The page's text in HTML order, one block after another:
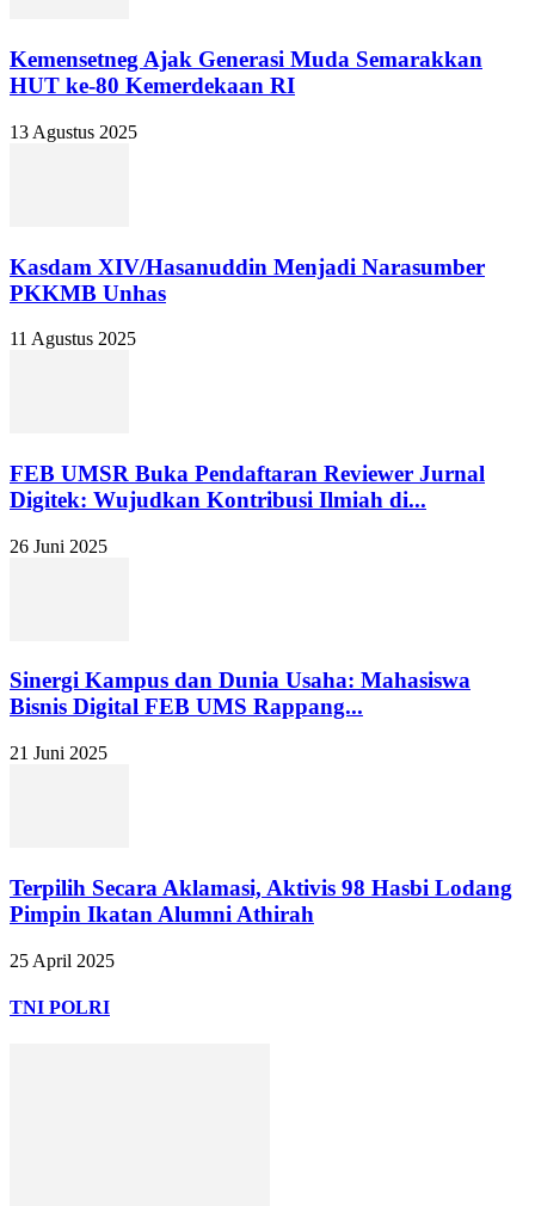
Kemensetneg Ajak Generasi Muda Semarakkan
HUT ke-80 Kemerdekaan RI
13 Agustus 2025
Kasdam XIV/Hasanuddin Menjadi Narasumber
PKKMB Unhas
11 Agustus 2025
FEB UMSR Buka Pendaftaran Reviewer Jurnal
Digitek: Wujudkan Kontribusi Ilmiah di...
26 Juni 2025
Sinergi Kampus dan Dunia Usaha: Mahasiswa
Bisnis Digital FEB UMS Rappang...
21 Juni 2025
Terpilih Secara Aklamasi, Aktivis 98 Hasbi Lodang
Pimpin Ikatan Alumni Athirah
25 April 2025
TNI POLRI